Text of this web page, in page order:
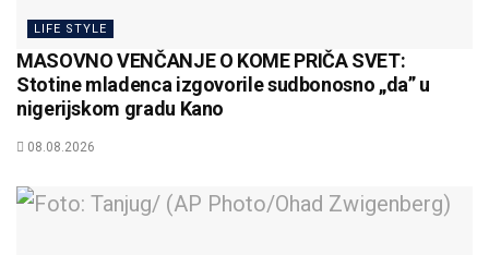
LIFE STYLE
MASOVNO VENČANJE O KOME PRIČA SVET:
Stotine mladenca izgovorile sudbonosno „da” u
nigerijskom gradu Kano
08.08.2026